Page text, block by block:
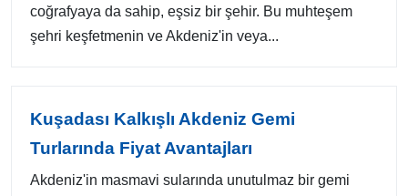
coğrafyaya da sahip, eşsiz bir şehir. Bu muhteşem
şehri keşfetmenin ve Akdeniz'in veya...
Kuşadası Kalkışlı Akdeniz Gemi
Turlarında Fiyat Avantajları
Akdeniz'in masmavi sularında unutulmaz bir gemi